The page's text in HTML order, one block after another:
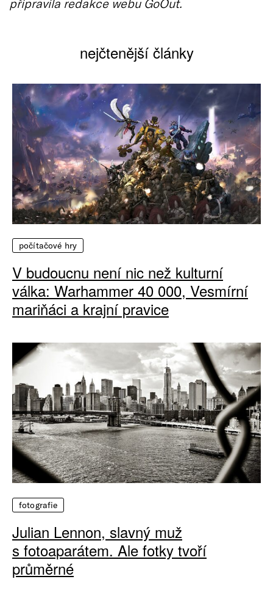
nejčtenější články
počítačové hry
V budoucnu není nic než kulturní
válka: Warhammer 40 000, Vesmírní
mariňáci a krajní pravice
fotografie
Julian Lennon, slavný muž
s fotoaparátem. Ale fotky tvoří
průměrné